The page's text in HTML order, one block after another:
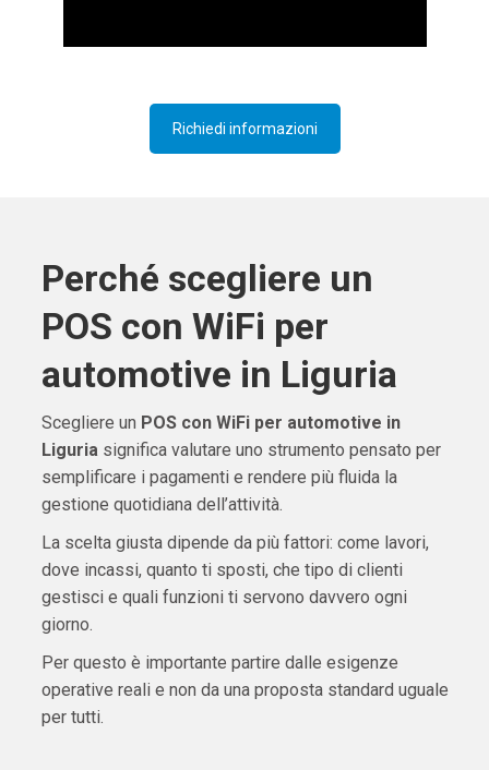
Richiedi informazioni
Perché scegliere un
POS con WiFi per
automotive in Liguria
Scegliere un POS con WiFi per automotive in
Liguriasignifica valutare uno strumento pensato per
semplificare i pagamenti e rendere più fluida la
gestione quotidiana dell’attività.
La scelta giusta dipende da più fattori: come lavori,
dove incassi, quanto ti sposti, che tipo di clienti
gestisci e quali funzioni ti servono davvero ogni
giorno.
Per questo è importante partire dalle esigenze
operative reali e non da una proposta standard uguale
per tutti.